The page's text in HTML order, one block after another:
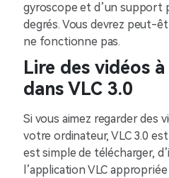
gyroscope et d’un support
degrés. Vous devrez peut-
ne fonctionne pas.
Lire des vidéos
dans VLC 3.0
Si vous aimez regarder des
votre ordinateur, VLC 3.0
est simple de télécharger,
l’application VLC